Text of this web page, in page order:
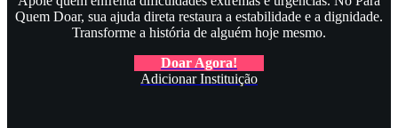
Quem Doar, sua ajuda direta restaura a estabilidade e a dignidade.
Transforme a história de alguém hoje mesmo.
Doar Agora!
Adicionar Instituição